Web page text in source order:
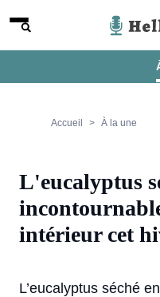
Menu
Accueil À la une
L'eucalyptus
intérieur cet
L’eucalyptus séché